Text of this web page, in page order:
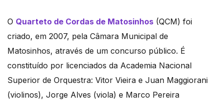
O Quarteto de Cordas de Matosinhos (QCM) foi
criado, em 2007, pela Câmara Municipal de
Matosinhos, através de um concurso público. É
constituído por licenciados da Academia Nacional
Superior de Orquestra: Vitor Vieira e Juan Maggiorani
(violinos), Jorge Alves (viola) e Marco Pereira